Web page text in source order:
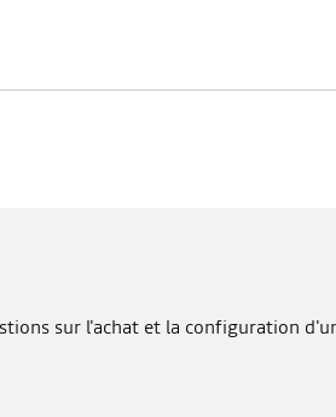
sur l'achat et la configuration